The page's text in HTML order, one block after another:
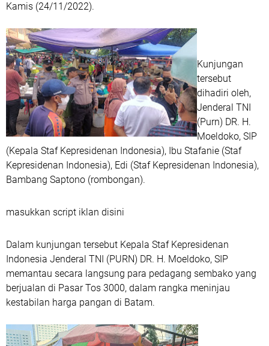
Kamis (24/11/2022).
Kunjungan
tersebut
dihadiri oleh,
Jenderal TNI
(Purn) DR. H.
Moeldoko, SIP
(Kepala Staf Kepresidenan Indonesia), Ibu Stafanie (Staf
Kepresidenan Indonesia), Edi (Staf Kepresidenan Indonesia),
Bambang Saptono (rombongan).
masukkan script iklan disini
Dalam kunjungan tersebut Kepala Staf Kepresidenan
Indonesia Jenderal TNI (PURN) DR. H. Moeldoko, SIP
memantau secara langsung para pedagang sembako yang
berjualan di Pasar Tos 3000, dalam rangka meninjau
kestabilan harga pangan di Batam.